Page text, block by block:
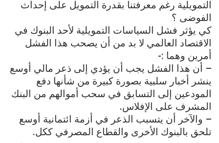
التمويلية رغم معرفتنا بقدرة التمويل على إحداث
الفوضى ؟
كي يؤثر فشل السياسات التمويلية لأحد البنوك في
الاقتصاد العالمي لا بد من أن يصحب هذا الفشل
أمرين وهما :-
– أن هذا الفشل يجب أن يؤدي إلى ذعر مالي أوسع
ينشر أخبار سلبية بصورة كبيرة من شأنها دفع
المودعين إلى التسابق في سحب أموالهم من البنك
المشرف على الإفلاس.
– والآخر أن يتسبب الذعر في أزمة ائتمانية أوسع
تلحق بالبنوك الأخرى والقطاع المصرفي ككل.